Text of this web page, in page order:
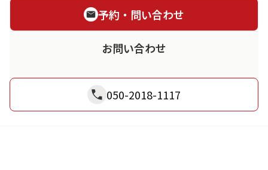
予約・問い合わせ
お問い合わせ
050-2018-1117